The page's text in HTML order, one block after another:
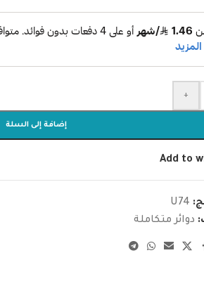
+
إضافة إلى السلة
Add to
U74
دوائر متكاملة